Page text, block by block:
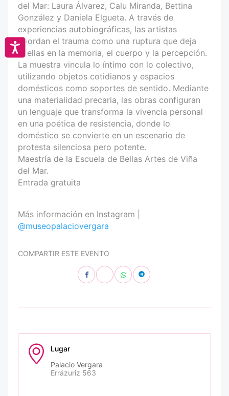
Accesibilidad
del Mar: Laura Álvarez, Calu Miranda, Bettina
González y Daniela Elgueta. A través de
experiencias autobiográficas, las artistas
abordan el trauma como una ruptura que deja
huellas en la memoria, el cuerpo y la percepción.
La muestra vincula lo íntimo con lo colectivo,
utilizando objetos cotidianos y espacios
domésticos como soportes de sentido. Mediante
una materialidad precaria, las obras configuran
un lenguaje que transforma la vivencia personal
en una poética de resistencia, donde lo
doméstico se convierte en un escenario de
protesta silenciosa pero potente.
Maestría de la Escuela de Bellas Artes de Viña
del Mar.
Entrada gratuita
Más información en Instagram |
@museopalaciovergara
COMPARTIR ESTE EVENTO
Lugar
Palacio Vergara
Errázuriz 563